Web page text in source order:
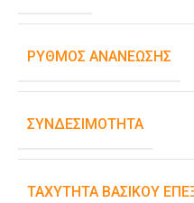
ΡΥΘΜΌΣ ΑΝΑΝΈΩΣΗΣ
ΣΥΝΔΕΣΙΜΌΤΗΤΑ
ΤΑΧΎΤΗΤΑ ΒΑΣΙΚΟΎ